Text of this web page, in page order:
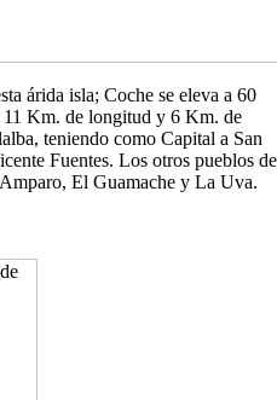
árida isla; Coche se eleva a 60
11 Km. de longitud y 6 Km. de
teniendo como Capital a San
Fuentes. Los otros pueblos de
El Guamache y La Uva.